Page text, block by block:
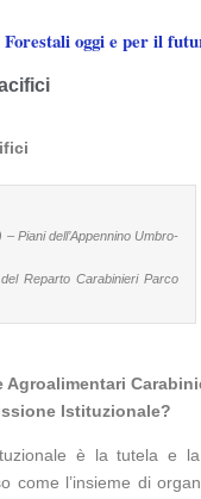
oggi e per il
Piani dell’Appennino Umbro-
Reparto Carabinieri Parco
Agroalimentari
Istituzionale?
è la tutela e
come l’insieme di